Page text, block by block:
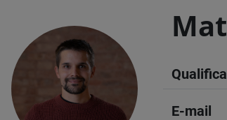
Qualifica
E-mail